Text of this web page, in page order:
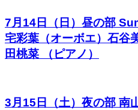
7月14日（日）昼の部
宅彩葉（オーボエ）石谷
田桃菜 （ピアノ）
3月15日（土）夜の部 南